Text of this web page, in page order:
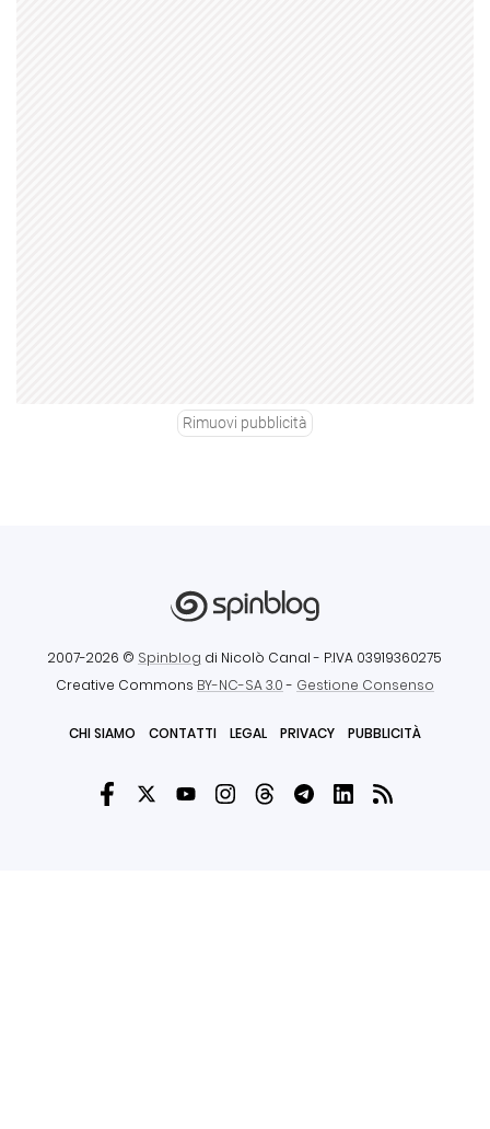
Rimuovi pubblicità
2007-2026 © Spinblog di Nicolò Canal - P.IVA 03919360275
Creative Commons BY-NC-SA 3.0- Gestione Consenso
CHI SIAMO CONTATTI LEGAL PRIVACY PUBBLICITÀ